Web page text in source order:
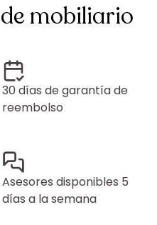
mobiliario
30 días de garantía de
reembolso
Asesores disponibles 5
días a la semana